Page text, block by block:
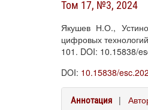
Том 17, №3, 2024
Якушев Н.О.,
цифровых
101. DOI: 10.15838/
DOI: 10.15838/
Аннотация |